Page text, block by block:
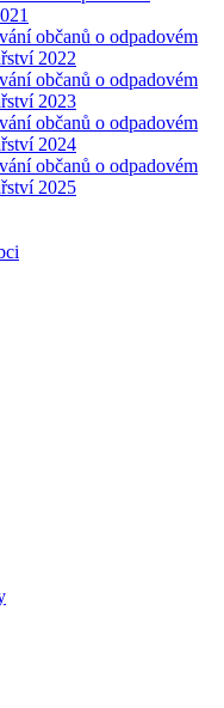
občanů o odpadovém
2022
občanů o odpadovém
2023
občanů o odpadovém
2024
občanů o odpadovém
2025